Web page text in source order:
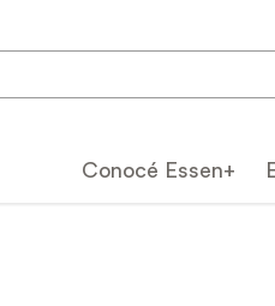
Conocé Essen+